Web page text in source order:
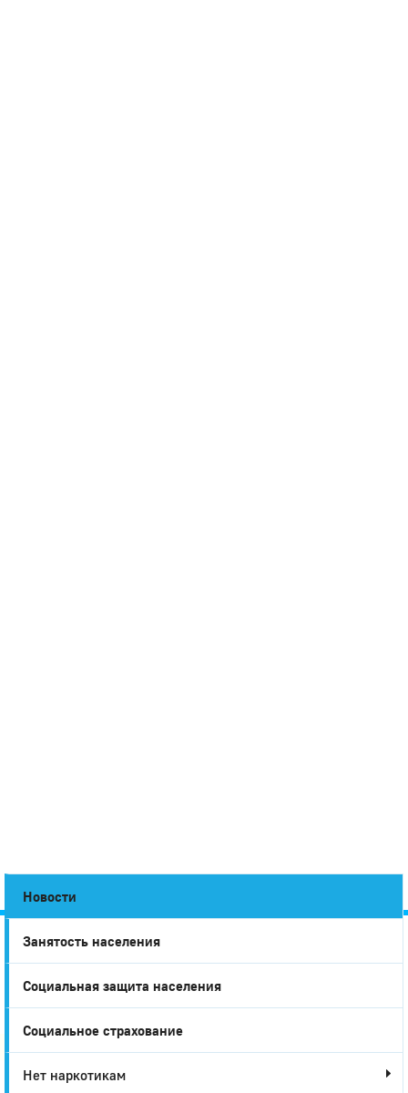
Город
Глазов
Новости
Занятость населения
Социальная защита населения
Социальное страхование
Нет наркотикам